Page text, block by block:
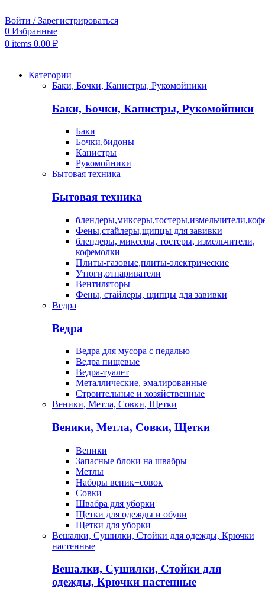
Войти / Зарегистрироваться
0 Избранные
0 items 0.00 ₽
Категории
Баки, Бочки, Канистры, Рукомойники
Баки, Бочки, Канистры, Рукомойники
Баки
Бочки,бидоны
Канистры
Рукомойники
Бытовая техника
Бытовая техника
Фены,стайлеры,щипцы для завивки
блендеры, миксеры, тостеры, измельчители,
кофемолки
Плиты-газовые,плиты-электрические
Утюги,отпариватели
Вентиляторы
Фены, стайлеры, щипцы для завивки
Ведра
Ведра
Ведра для мусора с педалью
Ведра пищевые
Ведра-туалет
Металлические, эмалированные
Строительные и хозяйственные
Веники, Метла, Совки, Щетки
Веники, Метла, Совки, Щетки
Веники
Запасные блоки на швабры
Метлы
Наборы веник+совок
Совки
Швабра для уборки
Щетки для одежды и обуви
Щетки для уборки
Вешалки, Сушилки, Стойки для одежды, Крючки
настенные
Вешалки, Сушилки, Стойки для
одежды, Крючки настенные